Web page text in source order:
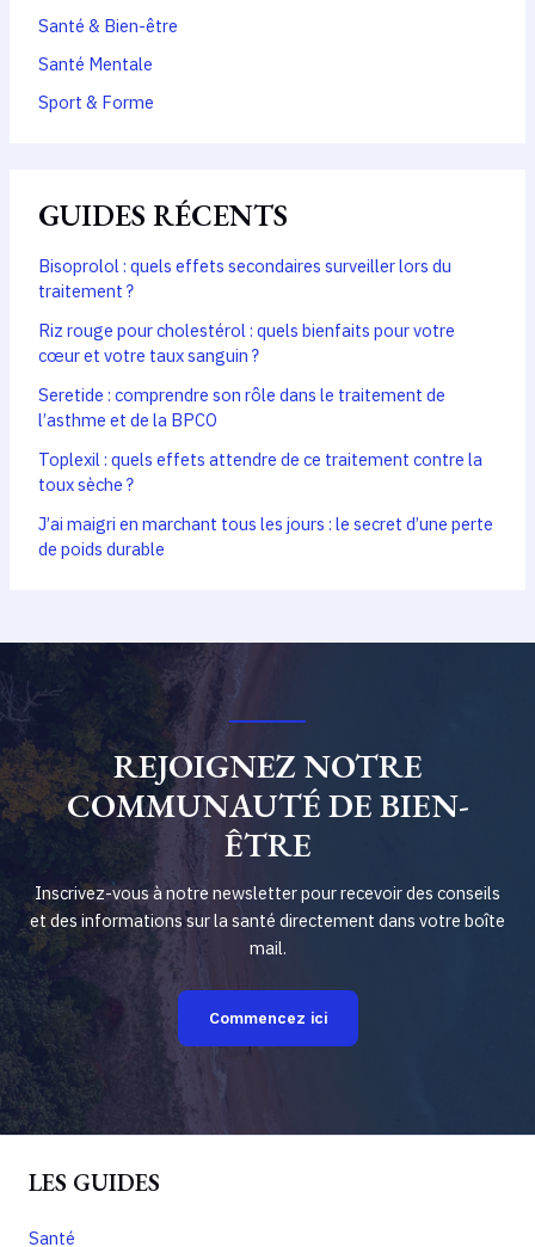
Santé & Bien-être
Santé Mentale
Sport & Forme
GUIDES RÉCENTS
Bisoprolol : quels effets secondaires surveiller lors du
traitement ?
Riz rouge pour cholestérol : quels bienfaits pour votre
cœur et votre taux sanguin ?
Seretide : comprendre son rôle dans le traitement de
l’asthme et de la BPCO
Toplexil : quels effets attendre de ce traitement contre la
toux sèche ?
J’ai maigri en marchant tous les jours : le secret d’une perte
de poids durable
REJOIGNEZ NOTRE
COMMUNAUTÉ DE BIEN-
ÊTRE
Inscrivez-vous à notre newsletter pour recevoir des conseils
et des informations sur la santé directement dans votre boîte
mail.
Commencez ici
LES GUIDES
Santé